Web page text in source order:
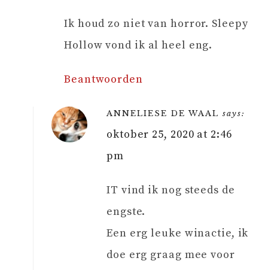
Ik houd zo niet van horror. Sleepy
Hollow vond ik al heel eng.
Beantwoorden
ANNELIESE DE WAAL says:
oktober 25, 2020 at 2:46
pm
IT vind ik nog steeds de
engste.
Een erg leuke winactie, ik
doe erg graag mee voor